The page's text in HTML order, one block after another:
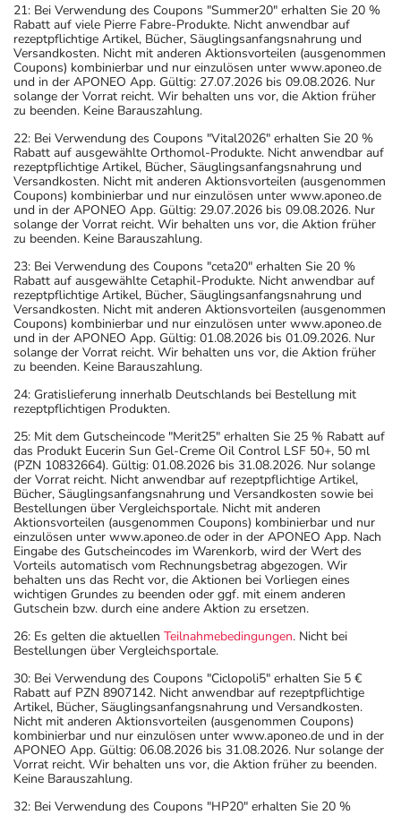
21: Bei Verwendung des Coupons "Summer20" erhalten Sie 20 %
Rabatt auf viele Pierre Fabre-Produkte. Nicht anwendbar auf
rezeptpflichtige Artikel, Bücher, Säuglingsanfangsnahrung und
Versandkosten. Nicht mit anderen Aktionsvorteilen (ausgenommen
Coupons) kombinierbar und nur einzulösen unter www.aponeo.de
und in der APONEO App. Gültig: 27.07.2026 bis 09.08.2026. Nur
solange der Vorrat reicht. Wir behalten uns vor, die Aktion früher
zu beenden. Keine Barauszahlung.
22: Bei Verwendung des Coupons "Vital2026" erhalten Sie 20 %
Rabatt auf ausgewählte Orthomol-Produkte. Nicht anwendbar auf
rezeptpflichtige Artikel, Bücher, Säuglingsanfangsnahrung und
Versandkosten. Nicht mit anderen Aktionsvorteilen (ausgenommen
Coupons) kombinierbar und nur einzulösen unter www.aponeo.de
und in der APONEO App. Gültig: 29.07.2026 bis 09.08.2026. Nur
solange der Vorrat reicht. Wir behalten uns vor, die Aktion früher
zu beenden. Keine Barauszahlung.
23: Bei Verwendung des Coupons "ceta20" erhalten Sie 20 %
Rabatt auf ausgewählte Cetaphil-Produkte. Nicht anwendbar auf
rezeptpflichtige Artikel, Bücher, Säuglingsanfangsnahrung und
Versandkosten. Nicht mit anderen Aktionsvorteilen (ausgenommen
Coupons) kombinierbar und nur einzulösen unter www.aponeo.de
und in der APONEO App. Gültig: 01.08.2026 bis 01.09.2026. Nur
solange der Vorrat reicht. Wir behalten uns vor, die Aktion früher
zu beenden. Keine Barauszahlung.
24: Gratislieferung innerhalb Deutschlands bei Bestellung mit
rezeptpflichtigen Produkten.
25: Mit dem Gutscheincode "Merit25" erhalten Sie 25 % Rabatt auf
das Produkt Eucerin Sun Gel-Creme Oil Control LSF 50+, 50 ml
(PZN 10832664). Gültig: 01.08.2026 bis 31.08.2026. Nur solange
der Vorrat reicht. Nicht anwendbar auf rezeptpflichtige Artikel,
Bücher, Säuglingsanfangsnahrung und Versandkosten sowie bei
Bestellungen über Vergleichsportale. Nicht mit anderen
Aktionsvorteilen (ausgenommen Coupons) kombinierbar und nur
einzulösen unter www.aponeo.de oder in der APONEO App. Nach
Eingabe des Gutscheincodes im Warenkorb, wird der Wert des
Vorteils automatisch vom Rechnungsbetrag abgezogen. Wir
behalten uns das Recht vor, die Aktionen bei Vorliegen eines
wichtigen Grundes zu beenden oder ggf. mit einem anderen
Gutschein bzw. durch eine andere Aktion zu ersetzen.
26: Es gelten die aktuellen Teilnahmebedingungen. Nicht bei
Bestellungen über Vergleichsportale.
30: Bei Verwendung des Coupons "Ciclopoli5" erhalten Sie 5 €
Rabatt auf PZN 8907142. Nicht anwendbar auf rezeptpflichtige
Artikel, Bücher, Säuglingsanfangsnahrung und Versandkosten.
Nicht mit anderen Aktionsvorteilen (ausgenommen Coupons)
kombinierbar und nur einzulösen unter www.aponeo.de und in der
APONEO App. Gültig: 06.08.2026 bis 31.08.2026. Nur solange der
Vorrat reicht. Wir behalten uns vor, die Aktion früher zu beenden.
Keine Barauszahlung.
32: Bei Verwendung des Coupons "HP20" erhalten Sie 20 %